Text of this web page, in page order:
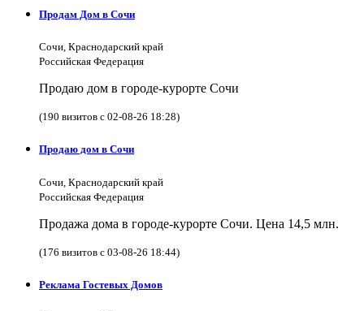
Продам Дом в Сочи
Сочи, Краснодарский край
Российская Федерация
Продаю дом в городе-курорте Сочи
(190 визитов с 02-08-26 18:28)
Продаю дом в Сочи
Сочи, Краснодарский край
Российская Федерация
Продажа дома в городе-курорте Сочи. Цена 14,5 млн.
(176 визитов с 03-08-26 18:44)
Реклама Гостевых Домов